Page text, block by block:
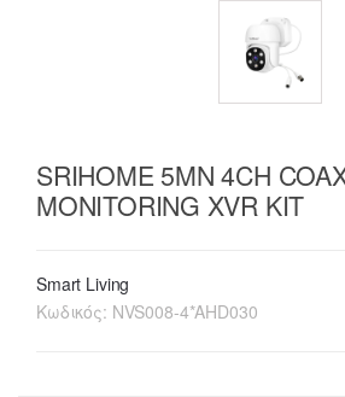
SRIHOME 5MN 4CH
MONITORING XVR KIT
Smart Living
Κωδικός: NVS008-4*AHD030